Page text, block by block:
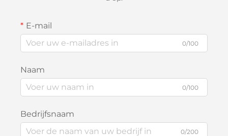
E-mail
0/100
Naam
0/100
Bedrijfsnaam
0/200